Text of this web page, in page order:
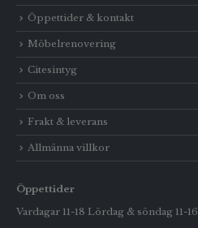
Öppettider & kontakt
Möbelrenovering
Citesintyg
Om oss
Frakt & leverans
Allmänna villkor
Öppettider
Vardagar 11-18 Lördag & söndag 11-16